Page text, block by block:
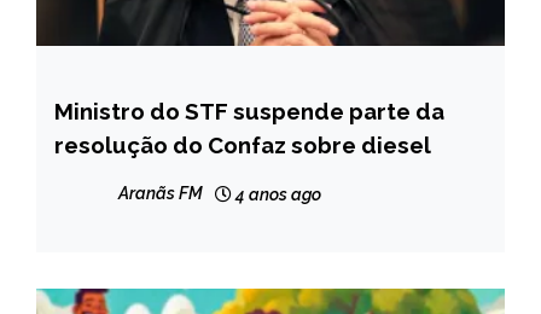
BRASIL
NOTÍCIAS
Ministro do STF suspende parte da
resolução do Confaz sobre diesel
Aranãs FM 4 anos ago